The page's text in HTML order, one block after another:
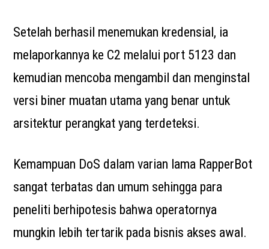
Setelah berhasil menemukan kredensial, ia
melaporkannya ke C2 melalui port 5123 dan
kemudian mencoba mengambil dan menginstal
versi biner muatan utama yang benar untuk
arsitektur perangkat yang terdeteksi.
Kemampuan DoS dalam varian lama RapperBot
sangat terbatas dan umum sehingga para
peneliti berhipotesis bahwa operatornya
mungkin lebih tertarik pada bisnis akses awal.